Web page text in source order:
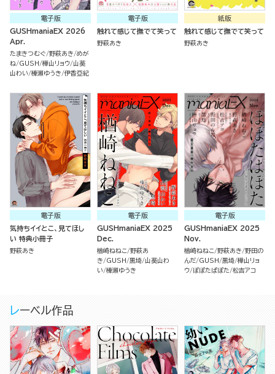
電子版
GUSHmaniaEX 2026
Apr.
たまきつむぐ 野萩あき めが
ね
GUSH 樺山リョウ 山葵
山わい 榛瀬ゆうき 伊香亞紀
電子版
触れて感じて撫でて笑って
野萩あき
紙版
触れて感じて撫でて笑って
野萩あき
電子版
気持ちイイとこ、見てほし
い 特典小冊子
野萩あき
電子版
GUSHmaniaEX 2025
Dec.
楢崎ねねこ 野萩あ
き
GUSH 黒埼 山葵山わ
い 榛瀬ゆうき
電子版
GUSHmaniaEX 2025
Nov.
楢崎ねねこ 野萩あき 野田の
んだ GUSH 黒埼 樺山リョ
ウ ぽぽたぱぽた 松吉アコ
レーベル作品